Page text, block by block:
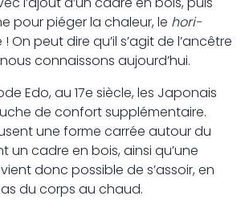
pour piéger la chaleur, le hori-
On peut dire qu’il s’agit de l’ancêtre
connaissons aujourd’hui.
Edo, au 17e siècle, les Japonais
de confort supplémentaire.
une forme carrée autour du
un cadre en bois, ainsi qu’une
donc possible de s’assoir, en
du corps au chaud.